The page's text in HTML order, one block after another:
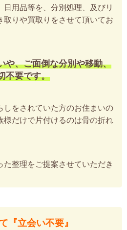
日用品等を、分別処理、及びリ
取りや買取りをさせて頂いてお
や、ご面倒な分別や移動、
不要です。
しをされていた方のお住まいの
様だけで片付けるのは骨の折れ
た整理をご提案させていただき
『立会い不要』